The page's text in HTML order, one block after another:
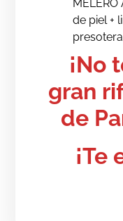
de piel +
¡No
gran
de
¡Te